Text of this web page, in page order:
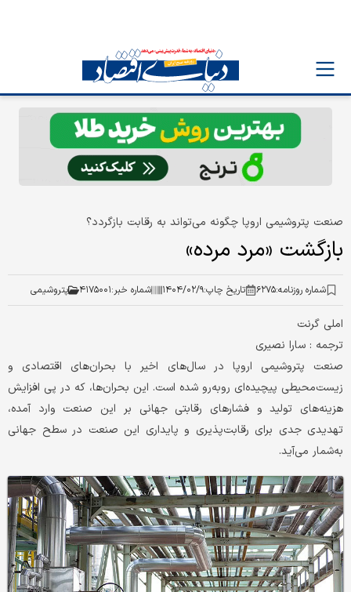
صنعت پتروشیمی اروپا چگونه می‌تواند به رقابت بازگردد؟
بازگشت «مرد مرده»
شماره روزنامه:۶۲۷۵ تاریخ چاپ:۱۴۰۴/۰۲/۹ شماره خبر:۴۱۷۵۰۰۱ پتروشیمی
املی گرنت
ترجمه : سارا نصیری
صنعت پتروشیمی اروپا در سال‌های اخیر با بحران‌های اقتصادی و
زیست‌‌‌محیطی پیچیده‌‌‌ای روبه‌‌‌رو شده است. این بحران‌ها، که در پی افزایش
هزینه‌‌‌های تولید و فشارهای رقابتی جهانی بر این صنعت وارد آمده،
تهدیدی جدی برای رقابت‌‌‌پذیری و پایداری این صنعت در سطح جهانی
به‌‌‌شمار می‌‌‌آید.